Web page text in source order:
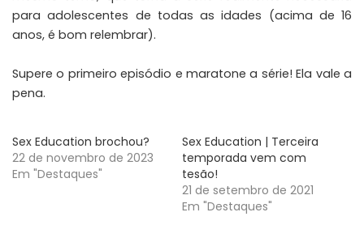
para adolescentes de todas as idades (acima de 16
anos, é bom relembrar).
Supere o primeiro episódio e maratone a série! Ela vale a
pena.
Sex Education brochou?
22 de novembro de 2023
Em "Destaques"
Sex Education | Terceira
temporada vem com
tesão!
21 de setembro de 2021
Em "Destaques"